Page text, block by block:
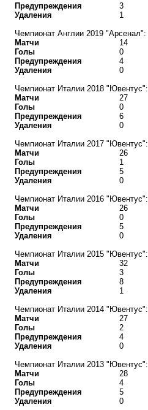
Предупреждения
3
Удаления
1
Чемпионат Англии 2019 "Арсенал":
Матчи
14
Голы
0
Предупреждения
4
Удаления
0
Чемпионат Италии 2018 "Ювентус":
Матчи
27
Голы
0
Предупреждения
6
Удаления
0
Чемпионат Италии 2017 "Ювентус":
Матчи
26
Голы
1
Предупреждения
5
Удаления
0
Чемпионат Италии 2016 "Ювентус":
Матчи
26
Голы
0
Предупреждения
5
Удаления
0
Чемпионат Италии 2015 "Ювентус":
Матчи
32
Голы
3
Предупреждения
8
Удаления
1
Чемпионат Италии 2014 "Ювентус":
Матчи
27
Голы
2
Предупреждения
4
Удаления
0
Чемпионат Италии 2013 "Ювентус":
Матчи
28
Голы
4
Предупреждения
5
Удаления
0